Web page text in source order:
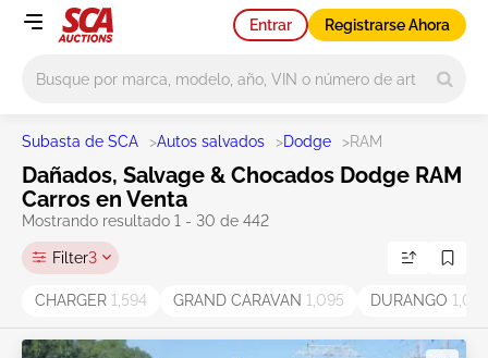
Entrar Registrarse Ahora
Subasta de SCA >Autos salvados >Dodge >RAM
Dañados, Salvage & Chocados Dodge RAM
Carros en Venta
Mostrando resultado 1 - 30 de 442
Filter3
CHARGER 1,594 GRAND CARAVAN 1,095 DURANGO